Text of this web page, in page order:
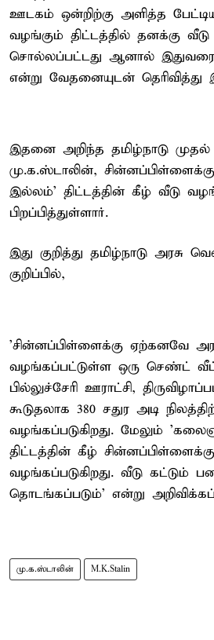
ஊடகம் ஒன்றிற்கு அளித்த
வழங்கும் திட்டத்தில் தனக்கு
சொல்லப்பட்டது ஆனால்
என்று வேதனையுடன் தெரிவித்து
இதனை அறிந்த தமிழ்நாடு
மு.க.ஸ்டாலின்,
இல்லம்' திட்டத்தின் கீழ் வீடு
பிறப்பித்துள்ளார்.
இது குறித்து தமிழ்நாடு அரசு
குறிப்பில்,
'சின்னப்பிள்ளைக்கு ஏற்கனவே
வழங்கப்பட்டுள்ள ஒரு செண்ட்
பில்லுச்சேரி ஊராட்சி,
கூடுதலாக 380 சதுர அடி
வழங்கப்படுகிறது. மேலும்
திட்டத்தின் கீழ்
வழங்கப்படுகிறது. வீடு கட்டும்
தொடங்கப்படும்' என்று
மு.க.ஸ்டாலின் M.K.Stalin